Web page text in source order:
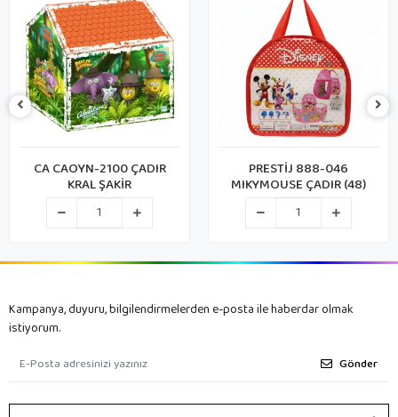
CA CAOYN-2100 ÇADIR
KRAL ŞAKİR
PRESTİJ 888-046
MIKYMOUSE ÇADIR (48)
Kampanya, duyuru, bilgilendirmelerden e-posta ile haberdar olmak
istiyorum.
Gönder